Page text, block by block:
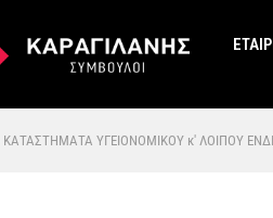
ΚΑΤΑΣΤΗΜΑΤΑ ΥΓΕΙΟΝΟΜΙΚΟΥ κ' ΛΟΙΠΟΥ